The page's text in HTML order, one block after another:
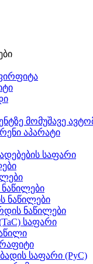
მომუშავე
აპარატი
საფარი
ნაწილები
ნაწილები
ნაწილები
საფარი
საფარი (PyC)